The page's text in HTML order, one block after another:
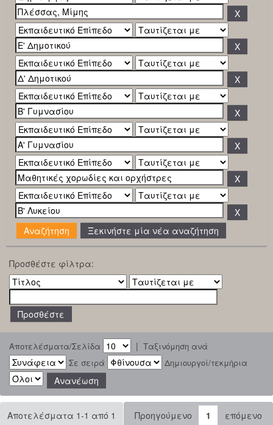
Ξεκινήστε μία νέα αναζήτηση
Προσθέστε φίλτρα:
Αποτελέσματα/Σελίδα | Ταξινόμηση ανά
Σε σειρά
Δημιουργοί/τεκμήρια
Αποτελέσματα 1-1 από 1 Προηγούμενο 1 επόμενο